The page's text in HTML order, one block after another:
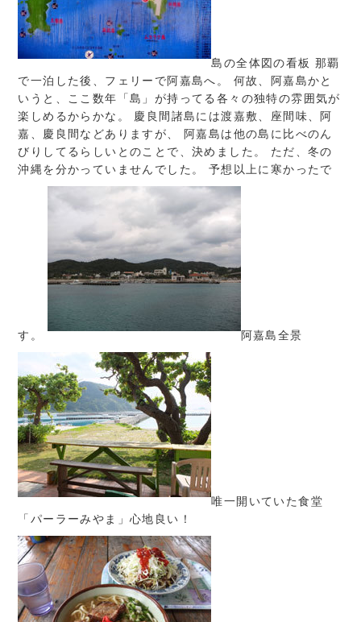
島の全体図の看板 那覇
で一泊した後、フェリーで阿嘉島へ。 何故、阿嘉島かと
いうと、ここ数年「島」が持ってる各々の独特の雰囲気が
楽しめるからかな。 慶良間諸島には渡嘉敷、座間味、阿
嘉、慶良間などありますが、 阿嘉島は他の島に比べのん
びりしてるらしいとのことで、決めました。 ただ、冬の
沖縄を分かっていませんでした。 予想以上に寒かったで
す。 阿嘉島全景
唯一開いていた食堂
「パーラーみやま」心地良い！